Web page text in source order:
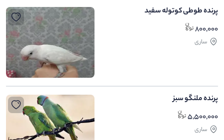
پرنده طوطی کوتوله سفید
800,000
ساری
پرنده ملنگو سبز
5,500,000
ساری